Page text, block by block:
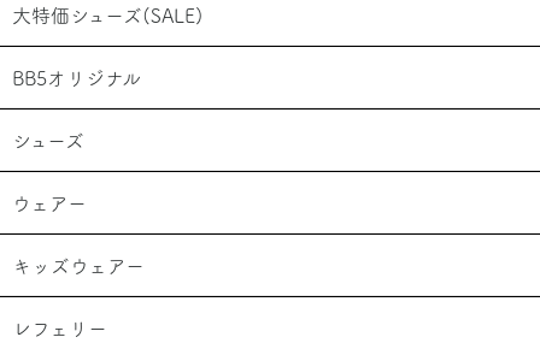
大特価シューズ(SALE)
BB5オリジナル
シューズ
ウェアー
キッズウェアー
レフェリー